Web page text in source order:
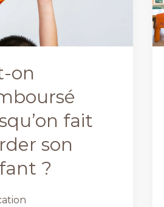
on
fait
son
?